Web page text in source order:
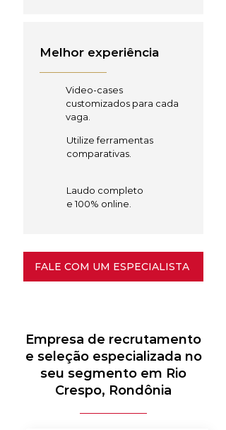
Melhor experiência
Video-cases
customizados para cada
vaga.
Utilize ferramentas
comparativas.
Laudo completo
e 100% online.
FALE COM UM ESPECIALISTA
Empresa de recrutamento
e seleção especializada no
seu segmento em Rio
Crespo, Rondônia